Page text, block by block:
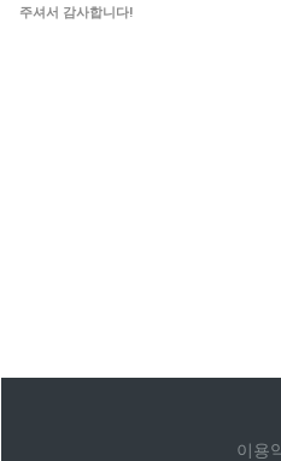
주셔서 감사합니다!
이용